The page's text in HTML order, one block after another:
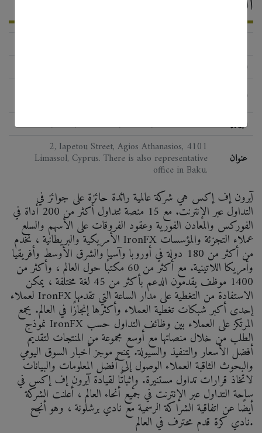
MT4, MT5, Webtrader, PMAM, Multiterminal
البرمجيات
2, Iapetou Street, Agios Athanasios, 4101
Limassol, Cyprus. There is also representative
office in Baku.
عنوان
آيرون إف إكس هي شركة عالمية رائدة حائزة على جوائز في
التداول عبر الإنترنت. مع 15 منصة تتداول أكثر من 200 أداة في
الفوركس والمعادن الفورية وعقود الفروقات على الأسهم والسلع
الأمريكية والبريطانية ، تخدم IronFX عملاء التجزئة والمؤسسات
من أكثر من 180 دولة في أوروبا وآسيا والشرق الأوسط وأفريقيا
وأمريكا اللاتينية. مع أكثر من 60 مكتبًا حول العالم ، وأكثر من
1400 موظف يقدمون الدعم بأكثر من 45 لغة مختلفة ، يمكن
لعملاء IronFX الاستفادة من التغطية على مدار الساعة التي تقدمها
إحدى أكبر شبكات تغطية العملاء وأكثرها إنجازًا في العالم. يجمع
نموذج IronFX المرتكز على العملاء بين وظائف التداول حسب
الطلب من خلال منصاتها مع أوسع مجموعة من المنتجات لتقديم
أفضل الأسعار والتنفيذ والسيولة. يمنح موجز أخبار السوق اليومي
والبحوث الثاقبة العملاء الوصول إلى أفضل المعلومات والبيانات
لاتخاذ قرارات تداول مستنيرة. وإثباتًا لقيادة آيرون إف إكس في
ساحة التداول عبر الإنترنت في جميع أنحاء العالم ، أعلنت الشركة
أيضًا عن اتفاقية الشراكة الرسمية مع نادي برشلونة ، وهو أنجح
نادي كرة قدم محترف في العالم.